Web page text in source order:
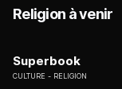
Religion à venir
Superbook
CULTURE RELIGION